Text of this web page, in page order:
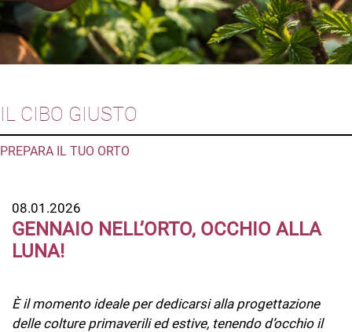
IL CIBO GIUSTO
PREPARA IL TUO ORTO
08.01.2026
GENNAIO NELL’ORTO, OCCHIO ALLA
LUNA!
È il momento ideale per dedicarsi alla progettazione
delle colture primaverili ed estive, tenendo d’occhio il